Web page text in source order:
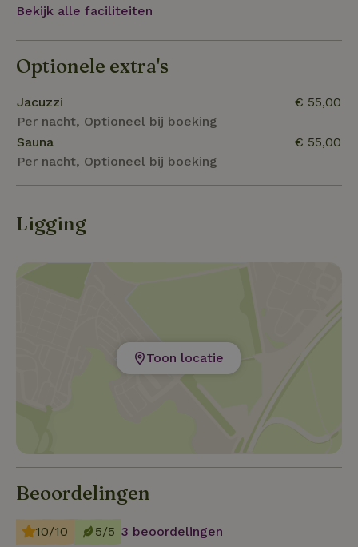
Bekijk alle faciliteiten
Optionele extra's
Jacuzzi
Per nacht, Optioneel bij boeking
€ 55,00
Sauna
Per nacht, Optioneel bij boeking
€ 55,00
Ligging
Toon locatie
Beoordelingen
10/10 5/5 3 beoordelingen